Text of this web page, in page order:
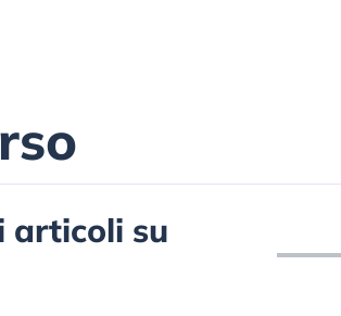
articoli su